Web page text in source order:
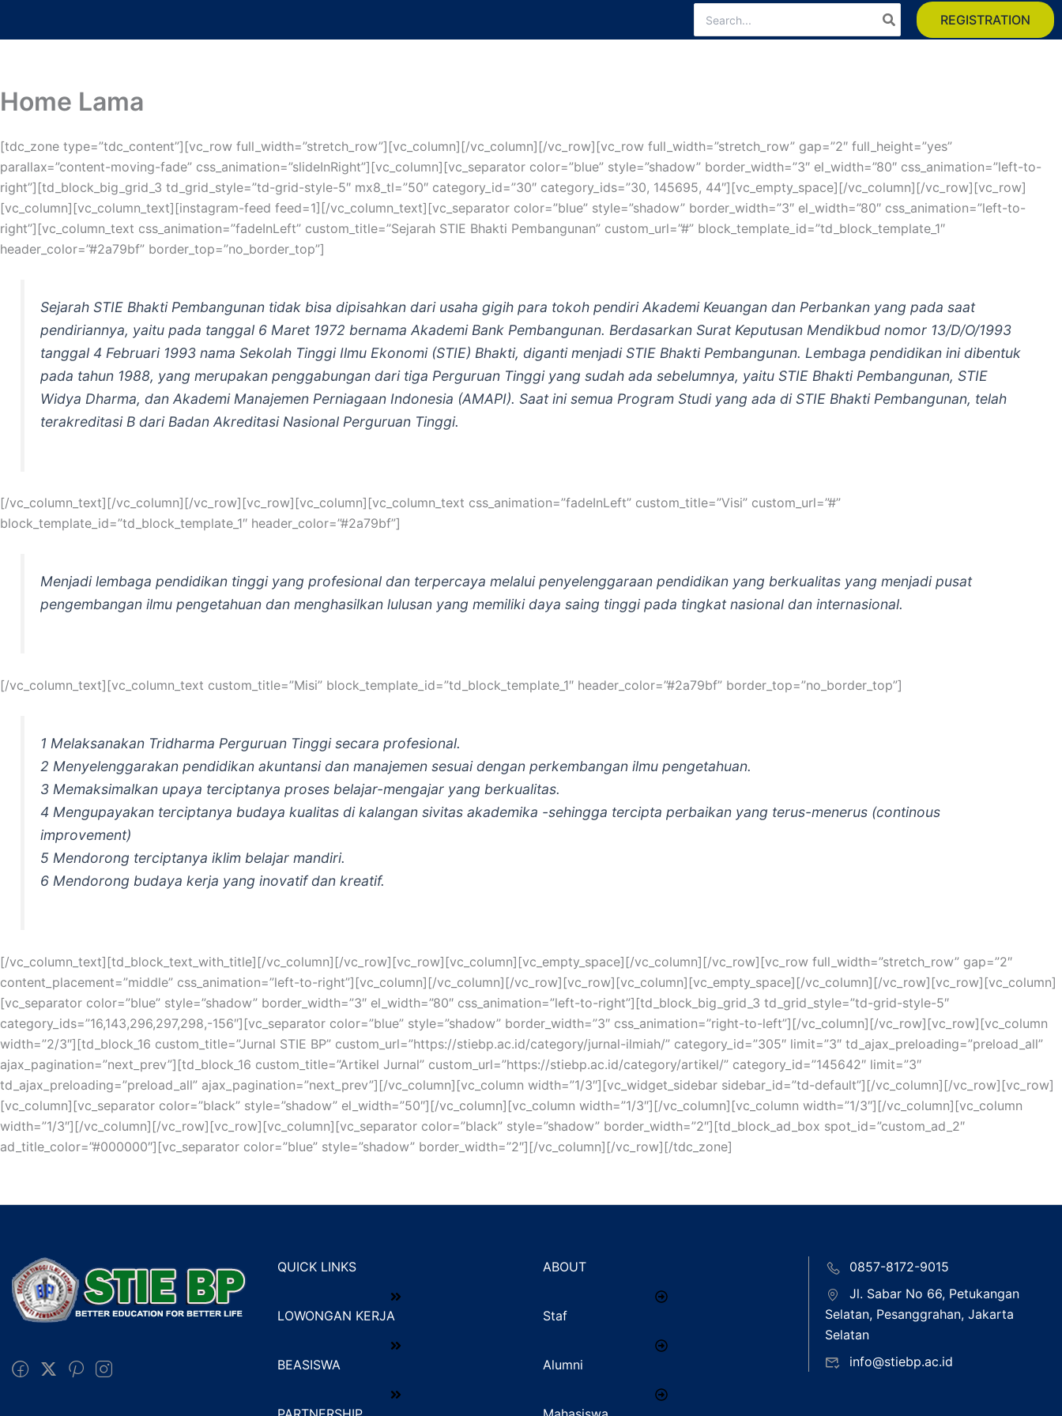
for:
REGISTRATION
Home Lama
[tdc_zone type=”tdc_content”][vc_row full_width=”stretch_row”][vc_column][/vc_column][/vc_row][vc_row full_width=”stretch_row” gap=”2″ full_height=”yes”
parallax=”content-moving-fade” css_animation=”slideInRight”][vc_column][vc_separator color=”blue” style=”shadow” border_width=”3″ el_width=”80″ css_animation=”left-to-
right”][td_block_big_grid_3 td_grid_style=”td-grid-style-5″ mx8_tl=”50″ category_id=”30″ category_ids=”30, 145695, 44″][vc_empty_space][/vc_column][/vc_row][vc_row]
[vc_column][vc_column_text][instagram-feed feed=1][/vc_column_text][vc_separator color=”blue” style=”shadow” border_width=”3″ el_width=”80″ css_animation=”left-to-
right”][vc_column_text css_animation=”fadeInLeft” custom_title=”Sejarah STIE Bhakti Pembangunan” custom_url=”#” block_template_id=”td_block_template_1″
header_color=”#2a79bf” border_top=”no_border_top”]
Sejarah STIE Bhakti Pembangunan tidak bisa dipisahkan dari usaha gigih para tokoh pendiri Akademi Keuangan dan Perbankan yang pada saat
pendiriannya, yaitu pada tanggal 6 Maret 1972 bernama Akademi Bank Pembangunan. Berdasarkan Surat Keputusan Mendikbud nomor 13/D/O/1993
tanggal 4 Februari 1993 nama Sekolah Tinggi Ilmu Ekonomi (STIE) Bhakti, diganti menjadi STIE Bhakti Pembangunan. Lembaga pendidikan ini dibentuk
pada tahun 1988, yang merupakan penggabungan dari tiga Perguruan Tinggi yang sudah ada sebelumnya, yaitu STIE Bhakti Pembangunan, STIE
Widya Dharma, dan Akademi Manajemen Perniagaan Indonesia (AMAPI). Saat ini semua Program Studi yang ada di STIE Bhakti Pembangunan, telah
terakreditasi B dari Badan Akreditasi Nasional Perguruan Tinggi.
[/vc_column_text][/vc_column][/vc_row][vc_row][vc_column][vc_column_text css_animation=”fadeInLeft” custom_title=”Visi” custom_url=”#”
block_template_id=”td_block_template_1″ header_color=”#2a79bf”]
Menjadi lembaga pendidikan tinggi yang profesional dan terpercaya melalui penyelenggaraan pendidikan yang berkualitas yang menjadi pusat
pengembangan ilmu pengetahuan dan menghasilkan lulusan yang memiliki daya saing tinggi pada tingkat nasional dan internasional.
[/vc_column_text][vc_column_text custom_title=”Misi” block_template_id=”td_block_template_1″ header_color=”#2a79bf” border_top=”no_border_top”]
1 Melaksanakan Tridharma Perguruan Tinggi secara profesional.
2 Menyelenggarakan pendidikan akuntansi dan manajemen sesuai dengan perkembangan ilmu pengetahuan.
3 Memaksimalkan upaya terciptanya proses belajar-mengajar yang berkualitas.
4 Mengupayakan terciptanya budaya kualitas di kalangan sivitas akademika -sehingga tercipta perbaikan yang terus-menerus (continous
improvement)
5 Mendorong terciptanya iklim belajar mandiri.
6 Mendorong budaya kerja yang inovatif dan kreatif.
[/vc_column_text][td_block_text_with_title][/vc_column][/vc_row][vc_row][vc_column][vc_empty_space][/vc_column][/vc_row][vc_row full_width=”stretch_row” gap=”2″
content_placement=”middle” css_animation=”left-to-right”][vc_column][/vc_column][/vc_row][vc_row][vc_column][vc_empty_space][/vc_column][/vc_row][vc_row][vc_column]
[vc_separator color=”blue” style=”shadow” border_width=”3″ el_width=”80″ css_animation=”left-to-right”][td_block_big_grid_3 td_grid_style=”td-grid-style-5″
category_ids=”16,143,296,297,298,-156″][vc_separator color=”blue” style=”shadow” border_width=”3″ css_animation=”right-to-left”][/vc_column][/vc_row][vc_row][vc_column
width=”2/3″][td_block_16 custom_title=”Jurnal STIE BP” custom_url=”https://stiebp.ac.id/category/jurnal-ilmiah/” category_id=”305″ limit=”3″ td_ajax_preloading=”preload_all”
ajax_pagination=”next_prev”][td_block_16 custom_title=”Artikel Jurnal” custom_url=”https://stiebp.ac.id/category/artikel/” category_id=”145642″ limit=”3″
td_ajax_preloading=”preload_all” ajax_pagination=”next_prev”][/vc_column][vc_column width=”1/3″][vc_widget_sidebar sidebar_id=”td-default”][/vc_column][/vc_row][vc_row]
[vc_column][vc_separator color=”black” style=”shadow” el_width=”50″][/vc_column][vc_column width=”1/3″][/vc_column][vc_column width=”1/3″][/vc_column][vc_column
width=”1/3″][/vc_column][/vc_row][vc_row][vc_column][vc_separator color=”black” style=”shadow” border_width=”2″][td_block_ad_box spot_id=”custom_ad_2″
ad_title_color=”#000000″][vc_separator color=”blue” style=”shadow” border_width=”2″][/vc_column][/vc_row][/tdc_zone]
QUICK LINKS
LOWONGAN KERJA
BEASISWA
ABOUT
Staf
Alumni
0857-8172-9015
Jl. Sabar No 66, Petukangan
Selatan, Pesanggrahan, Jakarta
Selatan
info@stiebp.ac.id